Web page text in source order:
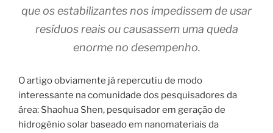
que os estabilizantes nos impedissem de usar
resíduos reais ou causassem uma queda
enorme no desempenho.
O artigo obviamente já repercutiu de modo
interessante na comunidade dos pesquisadores da
área: Shaohua Shen, pesquisador em geração de
hidrogênio solar baseado em nanomateriais da